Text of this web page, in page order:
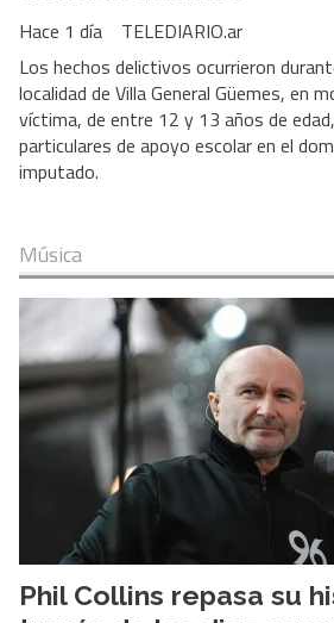
TELEDIARIO.ar
Hace 1 día
Los hechos delictivos ocurrieron
localidad de Villa General Güemes, en
víctima, de entre 12 y 13 años de
particulares de apoyo escolar en el
imputado.
Música
Phil Collins repasa su